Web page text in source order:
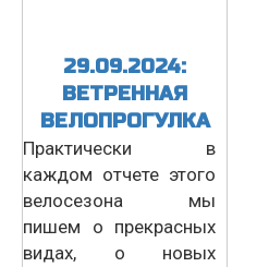
29.09.2024:
ВЕТРЕННАЯ
ВЕЛОПРОГУЛКА
Практически в
каждом отчете этого
велосезона мы
пишем о прекрасных
видах, о новых